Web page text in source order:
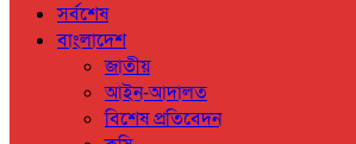
সর্বশেষ
বাংলাদেশ
জাতীয়
আইন-আদালত
বিশেষ প্রতিবেদন